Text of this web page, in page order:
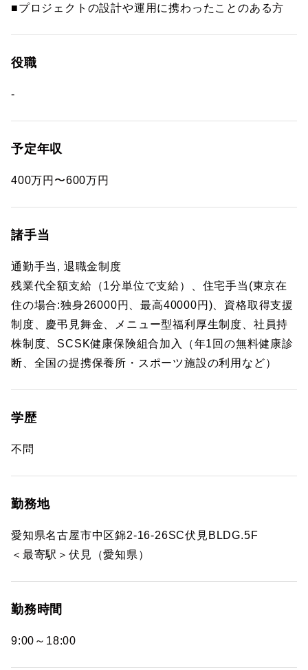
■プロジェクトの設計や運用に携わったことのある方
役職
-
予定年収
400万円〜600万円
諸手当
通勤手当, 退職金制度
残業代全額支給（1分単位で支給）、住宅手当(東京在
住の場合:独身26000円、最高40000円)、資格取得支援
制度、慶弔見舞金、メニュー型福利厚生制度、社員持
株制度、SCSK健康保険組合加入（年1回の無料健康診
断、全国の提携保養所・スポーツ施設の利用など）
学歴
不問
勤務地
愛知県名古屋市中区錦2-16-26SC伏見BLDG.5F
＜最寄駅＞伏見（愛知県）
勤務時間
9:00～18:00